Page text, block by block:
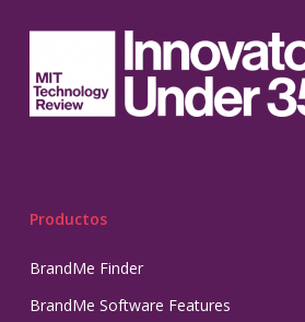
Productos
BrandMe Finder
BrandMe Software Features